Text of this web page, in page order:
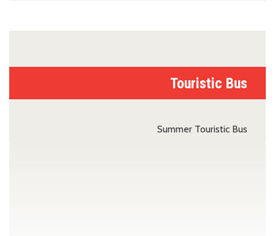
Touristic Bus
Summer Touristic Bus